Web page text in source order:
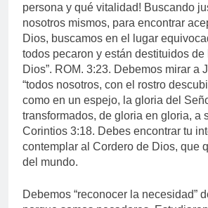
persona y qué vitalidad! Buscando
nosotros mismos, para encontrar
Dios, buscamos en el lugar
todos pecaron y están destituidos
Dios”. ROM. 3:23. Debemos mirar a
“todos nosotros, con el rostro
como en un espejo, la gloria del
transformados, de gloria en gloria, a
Corintios 3:18. Debes encontrar tu
contemplar al Cordero de Dios, que
del mundo.
Debemos “reconocer la necesidad”